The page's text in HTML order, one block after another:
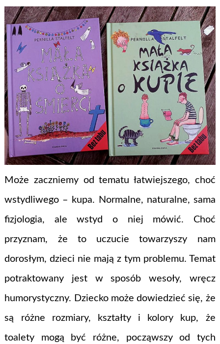
Może zaczniemy od tematu łatwiejszego, choć
wstydliwego – kupa. Normalne, naturalne, sama
fizjologia, ale wstyd o niej mówić. Choć
przyznam, że to uczucie towarzyszy nam
dorosłym, dzieci nie mają z tym problemu. Temat
potraktowany jest w sposób wesoły, wręcz
humorystyczny. Dziecko może dowiedzieć się, że
są różne rozmiary, kształty i kolory kup, że
toalety mogą być różne, począwszy od tych